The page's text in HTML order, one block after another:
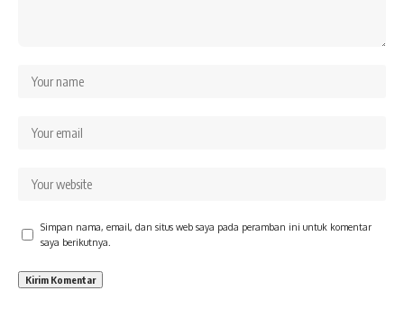
Simpan nama, email, dan situs web saya pada peramban ini untuk komentar
saya berikutnya.